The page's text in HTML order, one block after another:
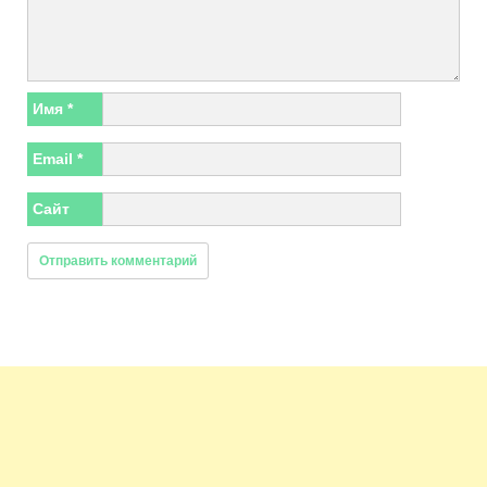
Имя *
Email *
Сайт